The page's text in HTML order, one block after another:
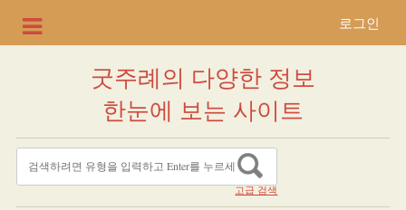
로그인
굿주례의 다양한 정보
한눈에 보는 사이트
고급 검색